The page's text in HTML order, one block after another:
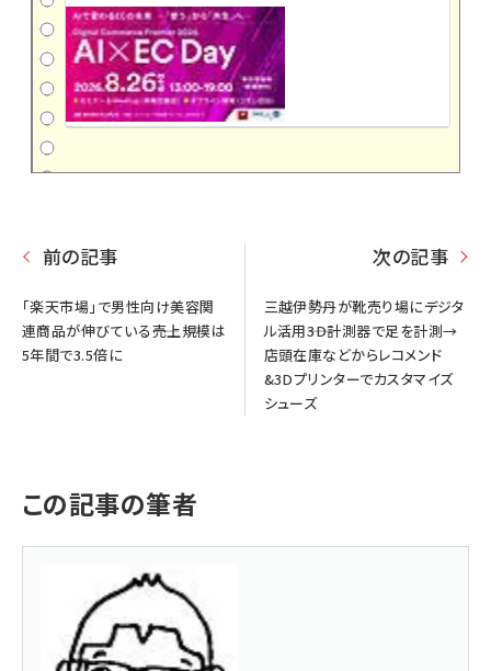
前の記事
「楽天市場」で男性向け美容関
連商品が伸びている――売上規模は
5年間で3.5倍に
次の記事
三越伊勢丹が靴売り場にデジタ
ル活用――3D計測器で足を計測→
店頭在庫などからレコメンド
&3Dプリンターでカスタマイズ
シューズ
この記事の筆者